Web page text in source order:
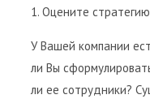
1. Оцените
У Вашей компании
ли Вы
ли ее сотрудники?